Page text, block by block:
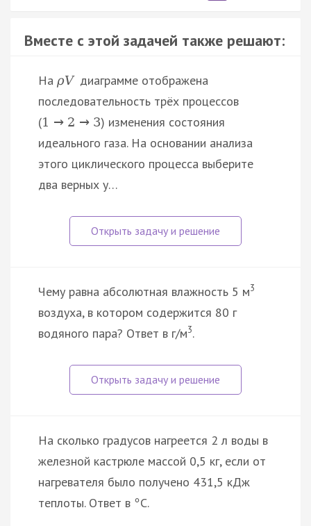
Вместе с этой задачей также решают:
На ρV диаграмме отображена
последовательность трёх процессов
(1 → 2 → 3) изменения состояния
идеального газа. На основании анализа
этого циклического процесса выберите
два верных у…
Чему равна абсолютная влажность 5 м3
воздуха, в котором содержится 80 г
водяного пара? Ответ в г/м3.
На сколько градусов нагреется 2 л воды в
железной кастрюле массой 0,5 кг, если от
нагревателя было получено 431,5 кДж
теплоты. Ответ в °C.